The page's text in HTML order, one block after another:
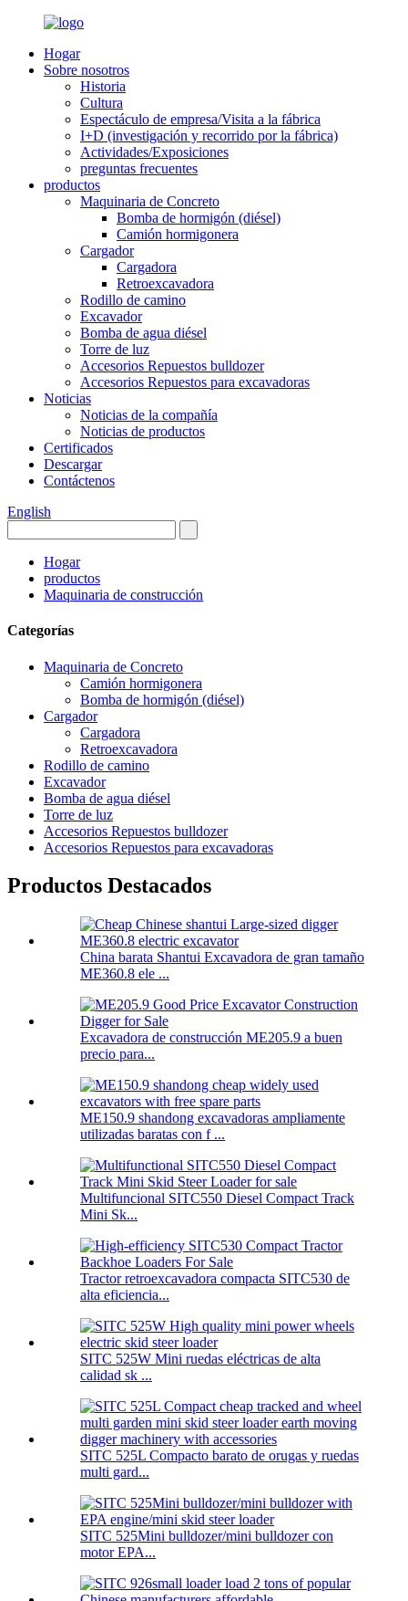
Hogar
Sobre nosotros
Historia
Cultura
Espectáculo de empresa/Visita a la fábrica
I+D (investigación y recorrido por la fábrica)
Actividades/Exposiciones
preguntas frecuentes
productos
Maquinaria de Concreto
Bomba de hormigón (diésel)
Camión hormigonera
Cargador
Cargadora
Retroexcavadora
Rodillo de camino
Excavador
Bomba de agua diésel
Torre de luz
Accesorios Repuestos bulldozer
Accesorios Repuestos para excavadoras
Noticias
Noticias de la compañía
Noticias de productos
Certificados
Descargar
Contáctenos
English
Hogar
productos
Maquinaria de construcción
Categorías
Maquinaria de Concreto
Camión hormigonera
Bomba de hormigón (diésel)
Cargador
Cargadora
Retroexcavadora
Rodillo de camino
Excavador
Bomba de agua diésel
Torre de luz
Accesorios Repuestos bulldozer
Accesorios Repuestos para excavadoras
Productos Destacados
China barata Shantui Excavadora de gran tamaño
ME360.8 ele ...
Excavadora de construcción ME205.9 a buen
precio para...
ME150.9 shandong excavadoras ampliamente
utilizadas baratas con f ...
Multifuncional SITC550 Diesel Compact Track
Mini Sk...
Tractor retroexcavadora compacta SITC530 de
alta eficiencia...
SITC 525W Mini ruedas eléctricas de alta
calidad sk ...
SITC 525L Compacto barato de orugas y ruedas
multi gard...
SITC 525Mini bulldozer/mini bulldozer con
motor EPA...